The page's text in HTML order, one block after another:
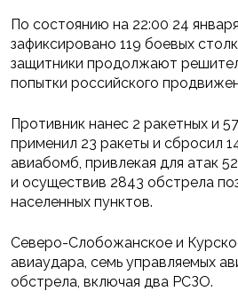
По состоянию на 22:00 24
зафиксировано 119 боевых
защитники продолжают
попытки российского
Противник нанес 2 ракетных и
применил 23 ракеты и сбросил
авиабомб, привлекая для атак
и осуществив 2843 обстрела
населенных пунктов.
Северо-Слобожанское и
авиаудара, семь управляемых
обстрела, включая два РСЗО.